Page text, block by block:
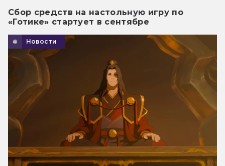
Сбор средств на настольную игру по
«Готике» стартует в сентябре
Новости